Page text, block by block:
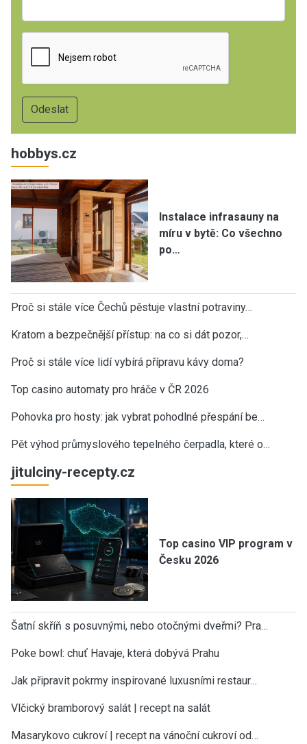
hobbys.cz
Instalace infrasauny na
míru v bytě: Co všechno
po…
Proč si stále více Čechů pěstuje vlastní potraviny…
Kratom a bezpečnější přístup: na co si dát pozor,…
Proč si stále více lidí vybírá přípravu kávy doma?
Top casino automaty pro hráče v ČR 2026
Pohovka pro hosty: jak vybrat pohodlné přespání be…
Pět výhod průmyslového tepelného čerpadla, které o…
jitulciny-recepty.cz
Top casino VIP program v
Česku 2026
Šatní skříň s posuvnými, nebo otočnými dveřmi? Pra…
Poke bowl: chuť Havaje, která dobývá Prahu
Jak připravit pokrmy inspirované luxusními restaur…
Vlčický bramborový salát | recept na salát
Masarykovo cukroví | recept na vánoční cukroví od…